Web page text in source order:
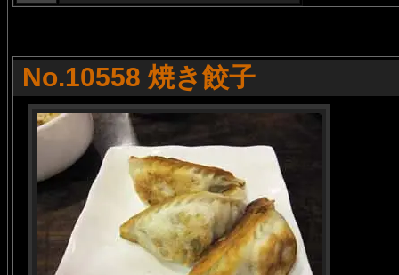
No.10558 焼き餃子